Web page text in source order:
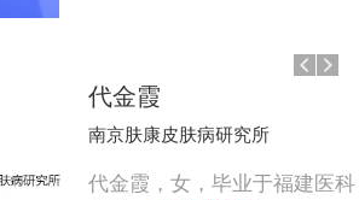
代金霞
南京肤康皮肤病研究所
代金霞，女，毕业于福建医科